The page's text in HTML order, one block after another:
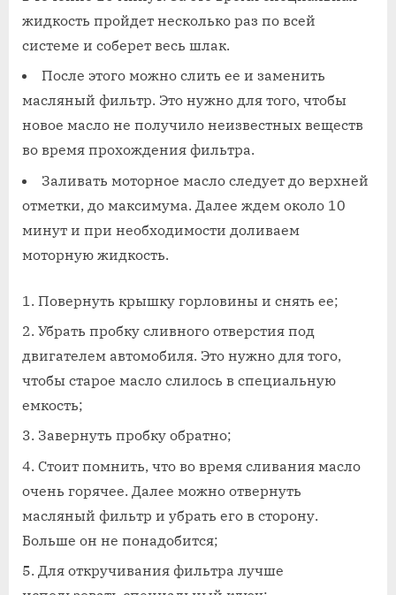
жидкость пройдет несколько раз по всей
системе и соберет весь шлак.
После этого можно слить ее и заменить
масляный фильтр. Это нужно для того, чтобы
новое масло не получило неизвестных веществ
во время прохождения фильтра.
Заливать моторное масло следует до верхней
отметки, до максимума. Далее ждем около 10
минут и при необходимости доливаем
моторную жидкость.
Повернуть крышку горловины и снять ее;
Убрать пробку сливного отверстия под
двигателем автомобиля. Это нужно для того,
чтобы старое масло слилось в специальную
емкость;
Завернуть пробку обратно;
Стоит помнить, что во время сливания масло
очень горячее. Далее можно отвернуть
масляный фильтр и убрать его в сторону.
Больше он не понадобится;
Для откручивания фильтра лучше